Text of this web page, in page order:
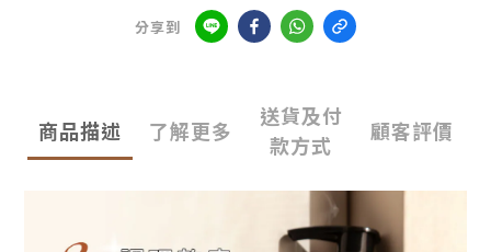
分享到
商品描述 了解更多
送貨及付
款方式
顧客評價